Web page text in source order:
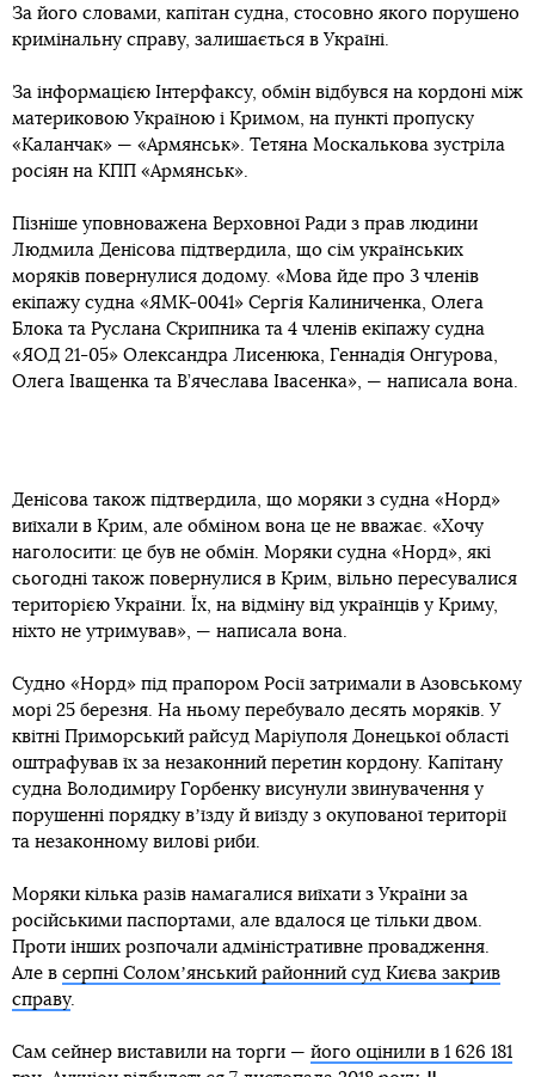
За його словами, капітан судна, стосовно якого порушено
кримінальну справу, залишається в Україні.
За інформацією Інтерфаксу, обмін відбувся на кордоні між
материковою Україною і Кримом, на пункті пропуску
«Каланчак» — «Армянськ». Тетяна Москалькова зустріла
росіян на КПП «Армянськ».
Пізніше уповноважена Верховної Ради з прав людини
Людмила Денісова підтвердила, що сім українських
моряків повернулися додому. «Мова йде про 3 членів
екіпажу судна «ЯМК-0041» Сергія Калиниченка, Олега
Блока та Руслана Скрипника та 4 членів екіпажу судна
«ЯОД 21-05» Олександра Лисенюка, Геннадія Онгурова,
Олега Іващенка та В’ячеслава Івасенка», — написала вона.
Денісова також підтвердила, що моряки з судна «Норд»
виїхали в Крим, але обміном вона це не вважає. «Хочу
наголосити: це був не обмін. Моряки судна «Норд», які
сьогодні також повернулися в Крим, вільно пересувалися
територією України. Їх, на відміну від українців у Криму,
ніхто не утримував», — написала вона.
Судно «Норд» під прапором Росії затримали в Азовському
морі 25 березня. На ньому перебувало десять моряків. У
квітні Приморський райсуд Маріуполя Донецької області
оштрафував їх за незаконний перетин кордону. Капітану
судна Володимиру Горбенку висунули звинувачення у
порушенні порядку вʼїзду й виїзду з окупованої території
та незаконному вилові риби.
Моряки кілька разів намагалися виїхати з України за
російськими паспортами, але вдалося це тільки двом.
Проти інших розпочали адміністративне провадження.
Але в серпні Соломʼянський районний суд Києва закрив
справу.
Сам сейнер виставили на торги — його оцінили в 1 626 181